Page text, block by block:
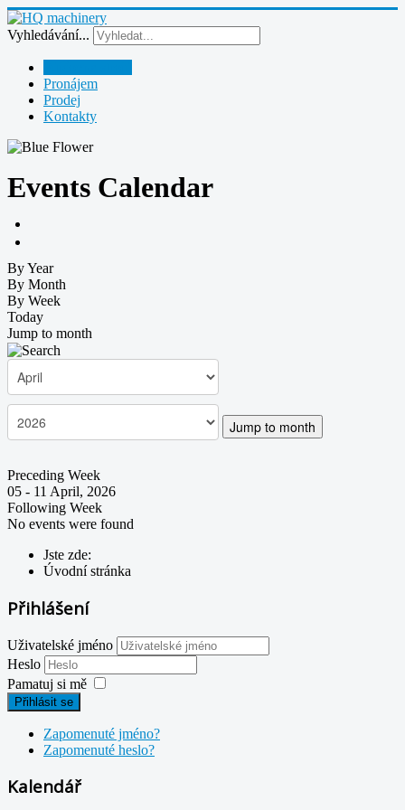
Vyhledávání...
Pronájem
Prodej
Kontakty
Events Calendar
By Year
By Month
By Week
Today
Jump to month
Jump to month
Preceding Week
05 - 11 April, 2026
Following Week
No events were found
Jste zde:
Úvodní stránka
Přihlášení
Uživatelské jméno
Heslo
Pamatuj si mě
Přihlásit se
Zapomenuté jméno?
Zapomenuté heslo?
Kalendář